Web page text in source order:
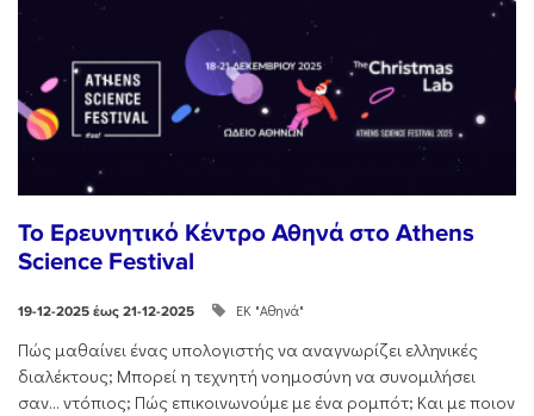
Το Ερευνητικό Κέντρο Αθηνά στο Athens
Science Festival
19-12-2025 έως 21-12-2025 ΕΚ "Αθηνά"
Πώς μαθαίνει ένας υπολογιστής να αναγνωρίζει ελληνικές
διαλέκτους; Μπορεί η τεχνητή νοημοσύνη να συνομιλήσει
σαν… ντόπιος; Πώς επικοινωνούμε με ένα ρομπότ; Και με ποιον